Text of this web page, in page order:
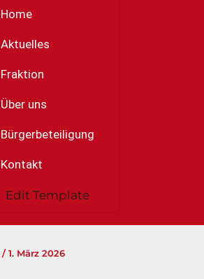
Home
Aktuelles
Fraktion
Über uns
Bürgerbeteiligung
Kontakt
Edit Template
/1. März 2026